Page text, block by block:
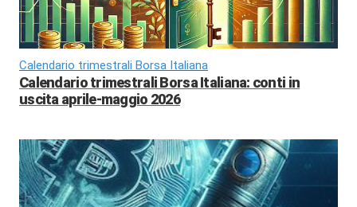
Calendario trimestrali Borsa Italiana
Calendario trimestrali Borsa Italiana: conti in
uscita aprile-maggio 2026